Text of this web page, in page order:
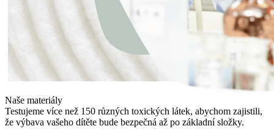
Naše materiály
Testujeme více než 150 různých toxických látek, abychom zajistili,
že výbava vašeho dítěte bude bezpečná až po základní složky.